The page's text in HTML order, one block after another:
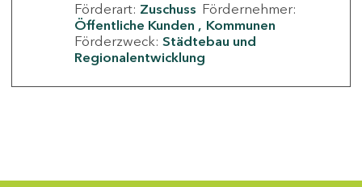
Förderart: Zuschuss Fördernehmer:
Öffentliche Kunden
Kommunen
Förderzweck: Städtebau und
Regionalentwicklung